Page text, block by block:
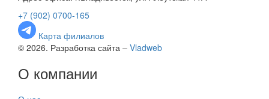
+7 (902) 0700-165
Карта филиалов
© 2026. Разработка сайта – Vladweb
О компании